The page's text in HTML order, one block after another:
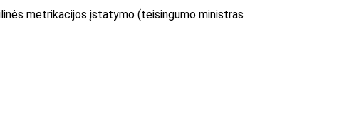
metrikacijos įstatymo (teisingumo ministras